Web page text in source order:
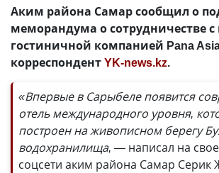
Аким района Самар сообщил о
меморандума о сотрудничестве с
гостиничной компанией Pana
корреспондентYK-news.kz.
«Впервые в Сарыбеле появится
отель международного уровня,
построен на живописном берегу
водохранилища, — написал на
соцсети аким района Самар